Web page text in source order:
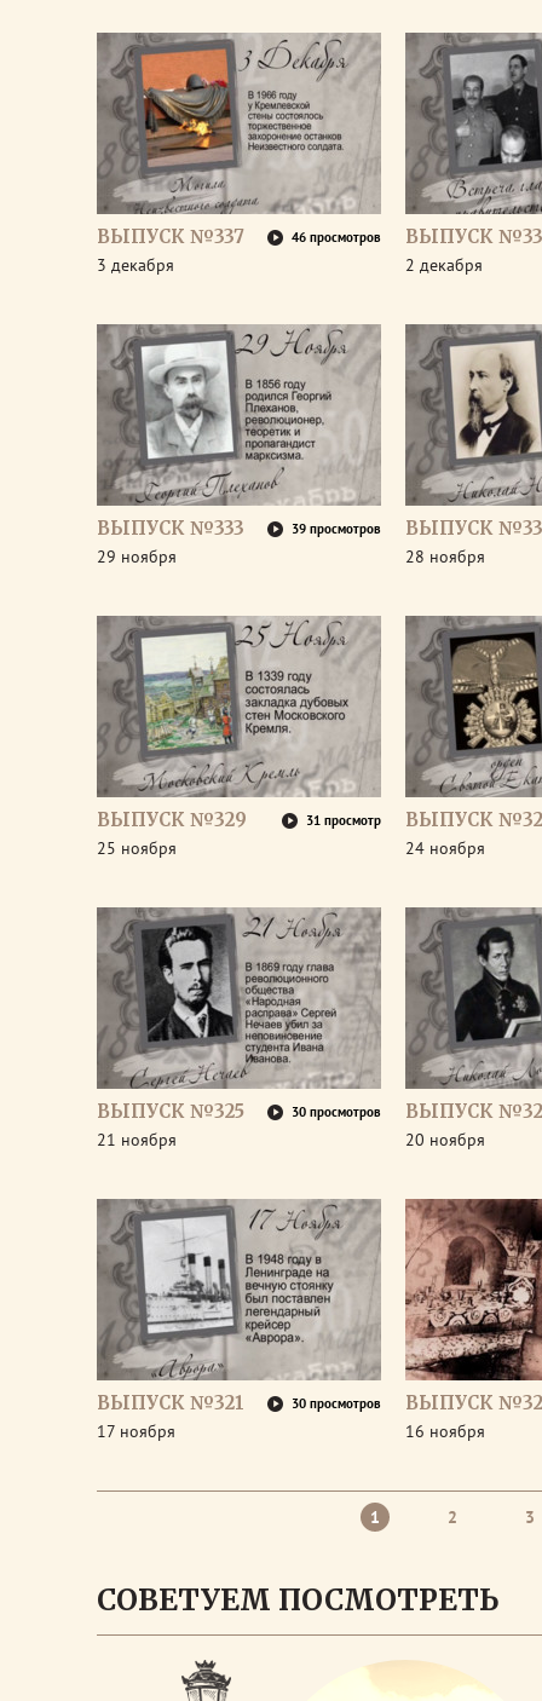
ВЫПУСК №337 46 просмотров
3 декабря
ВЫПУСК
2 декабря
ВЫПУСК №333 39 просмотров
29 ноября
ВЫПУСК
28 ноября
ВЫПУСК №329 31 просмотр
25 ноября
ВЫПУСК
24 ноября
ВЫПУСК №325 30 просмотров
21 ноября
ВЫПУСК
20 ноября
ВЫПУСК №321 30 просмотров
17 ноября
ВЫПУСК
16 ноября
1 2 3
СОВЕТУЕМ ПОСМОТРЕТЬ